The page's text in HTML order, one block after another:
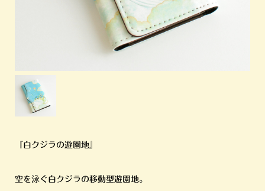
『白クジラの遊園地』
空を泳ぐ白クジラの移動型遊園地。